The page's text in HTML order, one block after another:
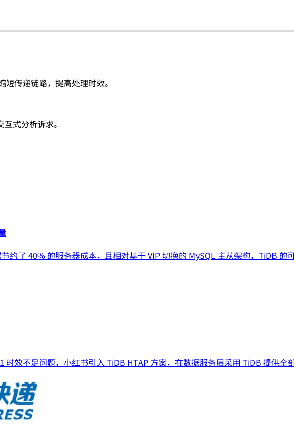
传递链路，提高处理时效。
式分析诉求。
约了 40% 的服务器成本，且相对基于 VIP 切换的 MySQL 主从架构，TiDB 的
效不足问题，小红书引入 TiDB HTAP 方案，在数据服务层采用 TiDB 提供全